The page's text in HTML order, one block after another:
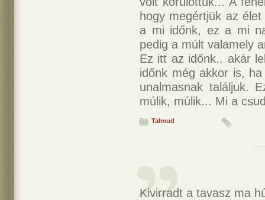
hogy megértjük az
a mi időnk, ez a mi
pedig a múlt valamely
Ez itt az időnk.. akár
időnk még akkor is,
unalmasnak találjuk.
múlik, múlik... Mi a
Talmud
Kivirradt a tavasz ma